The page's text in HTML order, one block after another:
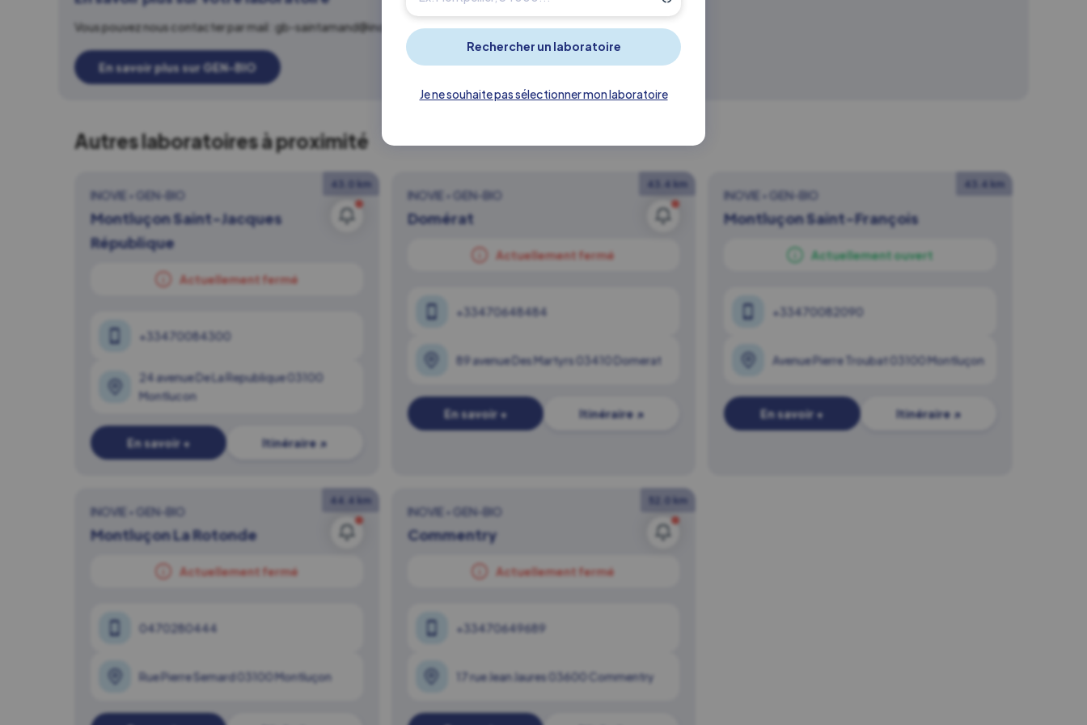
Je ne souhaite pas sélectionner mon laboratoire
Vous pouvez nous contacter par mail : gb-saintamand@inovie.fr
En savoir plus sur GEN-BIO
Autres laboratoires à proximité
43.0 km
INOVIE • GEN-BIO
Montluçon Saint-Jacques
République
Actuellement fermé
+33470084300
24 avenue De La Republique 03100
Montlucon
En savoir + Itinéraire ↗
43.4 km
INOVIE • GEN-BIO
Domérat
Actuellement fermé
+33470648484
89 avenue Des Martyrs 03410 Domerat
En savoir + Itinéraire ↗
43.4 km
INOVIE • GEN-BIO
Montluçon Saint-François
Actuellement ouvert
+33470082090
Avenue Pierre Troubat 03100 Montluçon
En savoir + Itinéraire ↗
44.4 km
INOVIE • GEN-BIO
Montluçon La Rotonde
Actuellement fermé
0470280444
Rue Pierre Semard 03100 Montluçon
52.0 km
INOVIE • GEN-BIO
Commentry
Actuellement fermé
+33470649689
17 rue Jean Jaures 03600 Commentry